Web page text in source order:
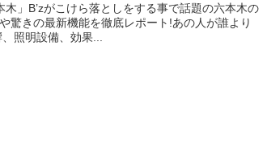
」B’zがこけら落としをする事で話題の六本木の
驚きの最新機能を徹底レポート!あの人が誰より
照明設備、効果...